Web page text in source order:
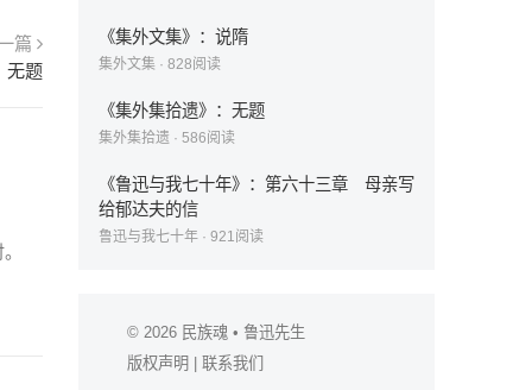
篇
无题
《集外文集》：说隋
集外文集 · 828阅读
《集外集拾遗》：无题
集外集拾遗 · 586阅读
《鲁迅与我七十年》：第六十三章 母亲写
给郁达夫的信
鲁迅与我七十年 · 921阅读
© 2026 民族魂 • 鲁迅先生
版权声明
联系我们